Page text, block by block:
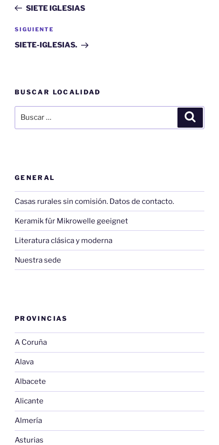
entradas
anterior:
SIETE IGLESIAS
Siguiente
entrada
SIGUIENTE
SIETE-IGLESIAS.
BUSCAR LOCALIDAD
por:
GENERAL
Casas rurales sin comisión. Datos de contacto.
Keramik für Mikrowelle geeignet
Literatura clásica y moderna
Nuestra sede
PROVINCIAS
A Coruña
Alava
Albacete
Alicante
Almería
Asturias